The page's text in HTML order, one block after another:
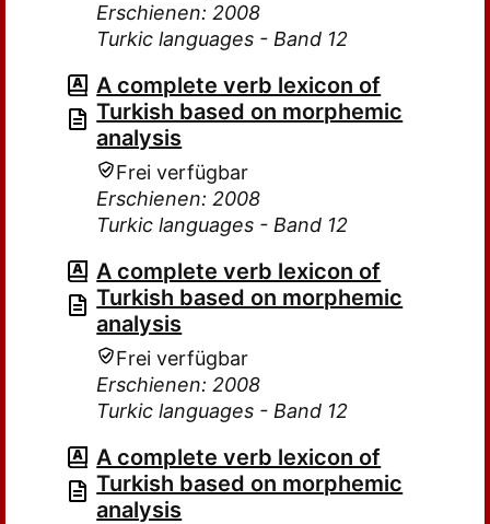
Erschienen: 2008
Turkic languages - Band 12
A complete verb lexicon of
Turkish based on morphemic
analysis
Frei verfügbar
Erschienen: 2008
Turkic languages - Band 12
A complete verb lexicon of
Turkish based on morphemic
analysis
Frei verfügbar
Erschienen: 2008
Turkic languages - Band 12
A complete verb lexicon of
Turkish based on morphemic
analysis